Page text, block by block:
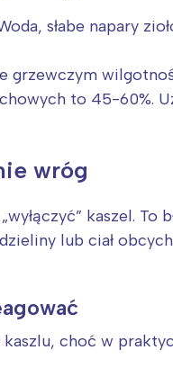
słabe napary
grzewczym
to 45-60%.
wróg
kaszel.
lub ciał
choć w